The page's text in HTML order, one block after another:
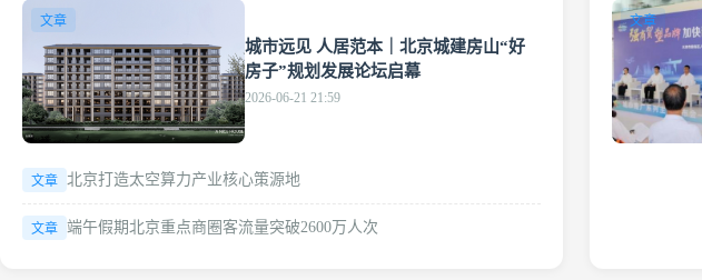
文章
城市远见 人居范本｜北京城建房山“好
房子”规划发展论坛启幕
2026-06-21 21:59
文章 北京打造太空算力产业核心策源地
文章 端午假期北京重点商圈客流量突破2600万人次
文章